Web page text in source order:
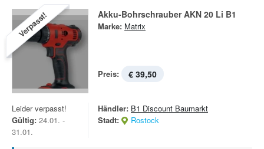
Verpasst! Akku-Bohrschrauber AKN 20 Li B1
Marke: Matrix
Preis: € 39,50
Leider verpasst!
Gültig: 24.01. -
31.01.
Händler: B1 Discount Baumarkt
Stadt:
Rostock